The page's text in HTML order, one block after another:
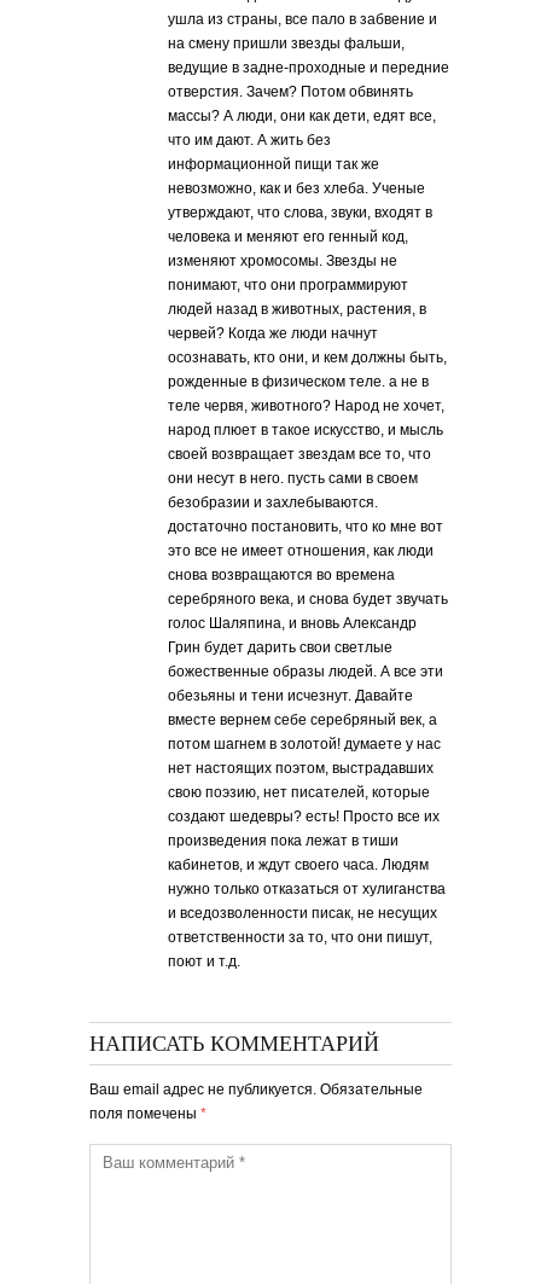
ушла из страны, все пало в забвение и
на смену пришли звезды фальши,
ведущие в задне-проходные и передние
отверстия. Зачем? Потом обвинять
массы? А люди, они как дети, едят все,
что им дают. А жить без
информационной пищи так же
невозможно, как и без хлеба. Ученые
утверждают, что слова, звуки, входят в
человека и меняют его генный код,
изменяют хромосомы. Звезды не
понимают, что они программируют
людей назад в животных, растения, в
червей? Когда же люди начнут
осознавать, кто они, и кем должны быть,
рожденные в физическом теле. а не в
теле червя, животного? Народ не хочет,
народ плюет в такое искусство, и мысль
своей возвращает звездам все то, что
они несут в него. пусть сами в своем
безобразии и захлебываются.
достаточно постановить, что ко мне вот
это все не имеет отношения, как люди
снова возвращаются во времена
серебряного века, и снова будет звучать
голос Шаляпина, и вновь Александр
Грин будет дарить свои светлые
божественные образы людей. А все эти
обезьяны и тени исчезнут. Давайте
вместе вернем себе серебряный век, а
потом шагнем в золотой! думаете у нас
нет настоящих поэтом, выстрадавших
свою поэзию, нет писателей, которые
создают шедевры? есть! Просто все их
произведения пока лежат в тиши
кабинетов, и ждут своего часа. Людям
нужно только отказаться от хулиганства
и вседозволенности писак, не несущих
ответственности за то, что они пишут,
поют и т.д.
НАПИСАТЬ КОММЕНТАРИЙ
Ваш email адрес не публикуется. Обязательные
поля помечены *